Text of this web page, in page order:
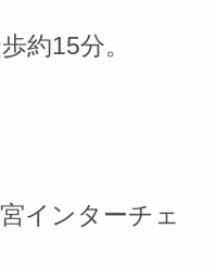
約15分。
インターチェ